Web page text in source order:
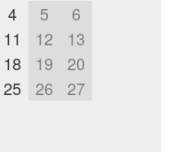
4 5
6
11 12
13
18 19
20
25 26
27